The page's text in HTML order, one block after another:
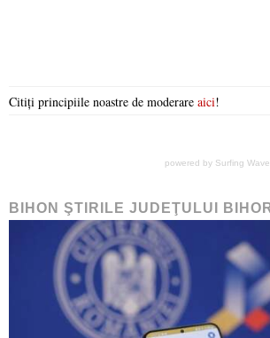
Citiți principiile noastre de moderare aici!
powered by Surfing
BIHON ŞTIRILE JUDEŢULUI